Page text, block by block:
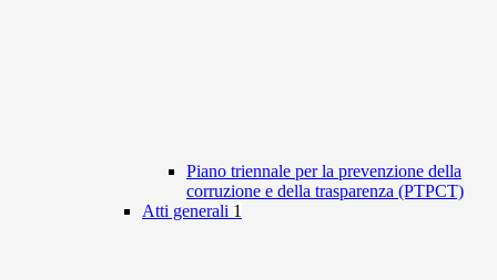
Piano triennale per la prevenzione della
corruzione e della trasparenza (PTPCT)
Atti generali 1